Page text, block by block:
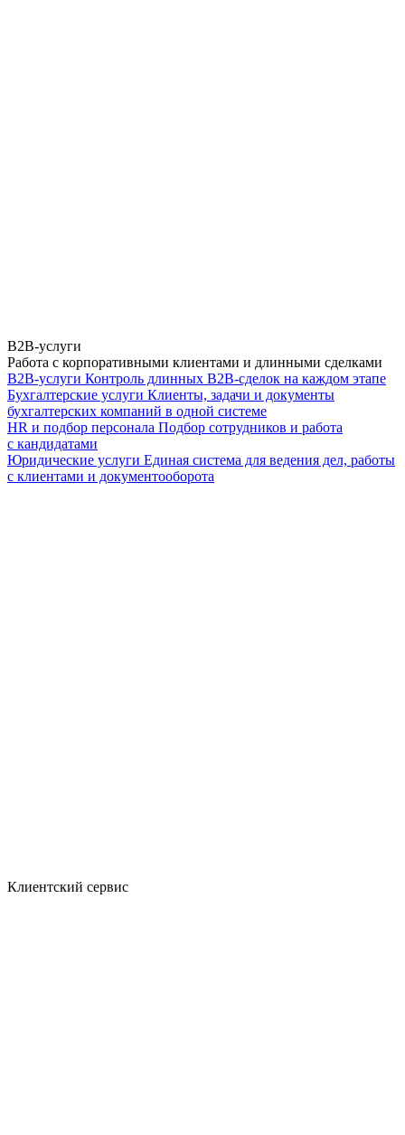
B2B-услуги
Работа с корпоративными клиентами и длинными сделками
B2B-услуги Контроль длинных B2B-сделок на каждом этапе
Бухгалтерские услуги Клиенты, задачи и документы
бухгалтерских компаний в одной системе
HR и подбор персонала Подбор сотрудников и работа
с кандидатами
Юридические услуги Единая система для ведения дел, работы
с клиентами и документооборота
Клиентский сервис